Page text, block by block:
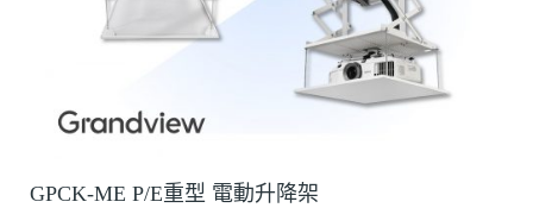
GPCK-ME P/E重型 電動升降架